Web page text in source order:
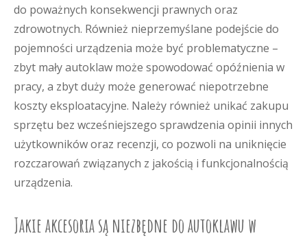
do poważnych konsekwencji prawnych oraz
zdrowotnych. Również nieprzemyślane podejście do
pojemności urządzenia może być problematyczne –
zbyt mały autoklaw może spowodować opóźnienia w
pracy, a zbyt duży może generować niepotrzebne
koszty eksploatacyjne. Należy również unikać zakupu
sprzętu bez wcześniejszego sprawdzenia opinii innych
użytkowników oraz recenzji, co pozwoli na uniknięcie
rozczarowań związanych z jakością i funkcjonalnością
urządzenia.
Jakie akcesoria są niezbędne do autoklawu w